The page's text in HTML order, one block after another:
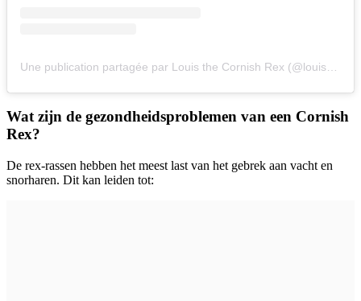
Une publication partagée par Louis the Cornish Rex (@louis_the_crex)
Wat zijn de gezondheidsproblemen van een Cornish
Rex?
De rex-rassen hebben het meest last van het gebrek aan vacht en
snorharen. Dit kan leiden tot: